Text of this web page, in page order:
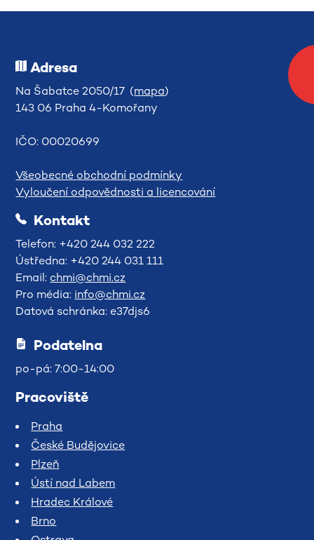
Adresa
Na Šabatce 2050/17 (mapa)
143 06 Praha 4-Komořany
IČO: 00020699
Všeobecné obchodní podmínky
Vyloučení odpovědnosti a licencování
Kontakt
Telefon: +420 244 032 222
Ústředna: +420 244 031 111
Email: chmi@chmi.cz
Pro média: info@chmi.cz
Datová schránka: e37djs6
Podatelna
po-pá: 7:00-14:00
Pracoviště
Praha
České Budějovice
Plzeň
Ústí nad Labem
Hradec Králové
Brno